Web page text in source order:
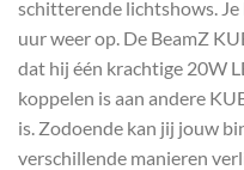
schitterende lichtshows.
uur weer op. De BeamZ
dat hij één krachtige 20W
koppelen is aan andere
is. Zodoende kan jij jouw
verschillende manieren